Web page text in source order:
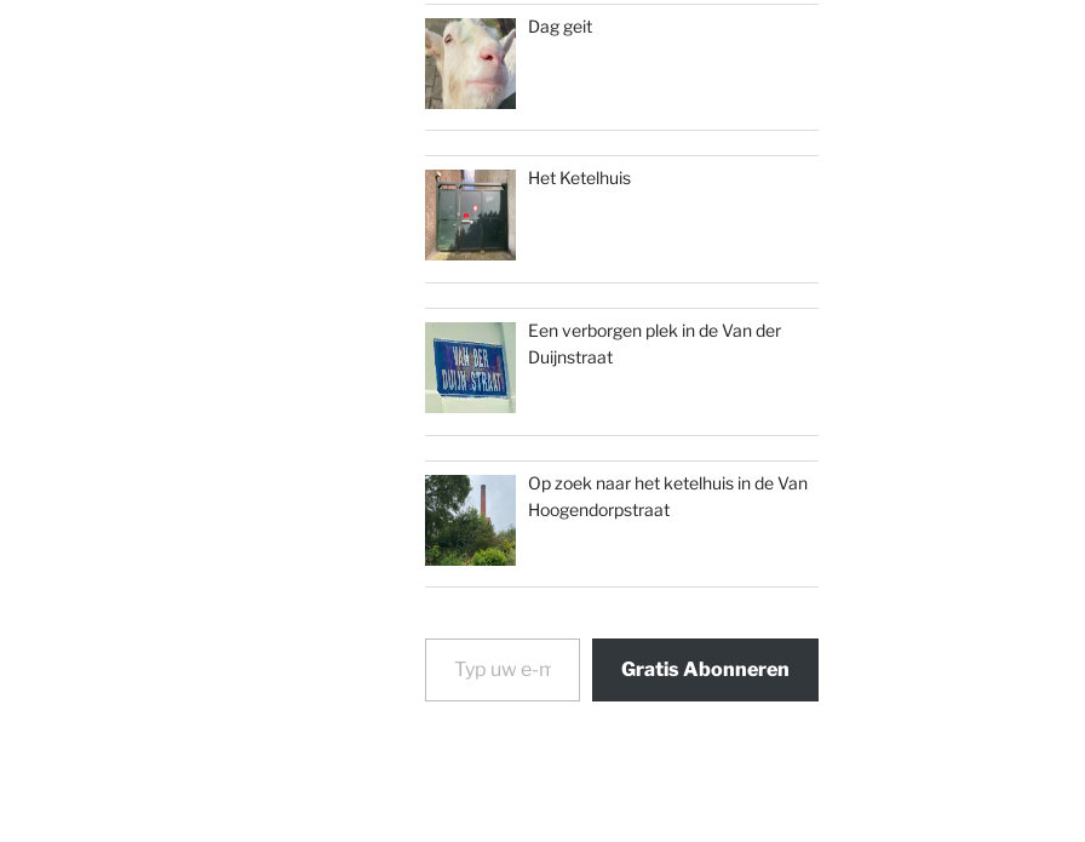
Dag geit
Het Ketelhuis
Een verborgen plek in de Van der
Duijnstraat
Op zoek naar het ketelhuis in de Van
Hoogendorpstraat
Typ uw e-mail...
Gratis Abonneren